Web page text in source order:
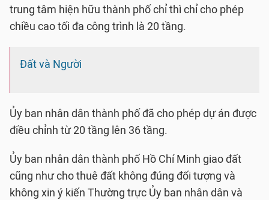
trung tâm hiện hữu thành phố chỉ thì chỉ cho phép
chiều cao tối đa công trình là 20 tầng.
Đất và Người
Ủy ban nhân dân thành phố đã cho phép dự án được
điều chỉnh từ 20 tầng lên 36 tầng.
Ủy ban nhân dân thành phố Hồ Chí Minh giao đất
cũng như cho thuê đất không đúng đối tượng và
không xin ý kiến Thường trực Ủy ban nhân dân và